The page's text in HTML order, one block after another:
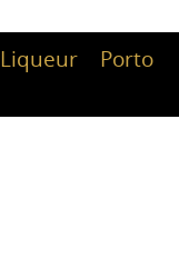
Liqueur Porto